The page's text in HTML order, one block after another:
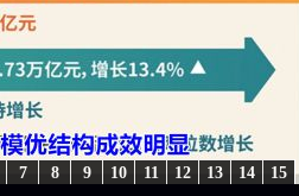
15
14
13
12
11
10
9
8
7